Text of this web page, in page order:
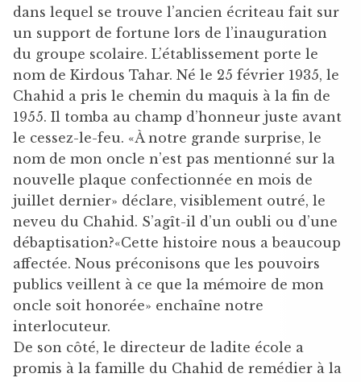
dans lequel se trouve l’ancien écriteau fait sur
un support de fortune lors de l’inauguration
du groupe scolaire. L’établissement porte le
nom de Kirdous Tahar. Né le 25 février 1935, le
Chahid a pris le chemin du maquis à la fin de
1955. Il tomba au champ d’honneur juste avant
le cessez-le-feu. «À notre grande surprise, le
nom de mon oncle n’est pas mentionné sur la
nouvelle plaque confectionnée en mois de
juillet dernier» déclare, visiblement outré, le
neveu du Chahid. S’agît-il d’un oubli ou d’une
débaptisation?«Cette histoire nous a beaucoup
affectée. Nous préconisons que les pouvoirs
publics veillent à ce que la mémoire de mon
oncle soit honorée» enchaîne notre
interlocuteur.
De son côté, le directeur de ladite école a
promis à la famille du Chahid de remédier à la